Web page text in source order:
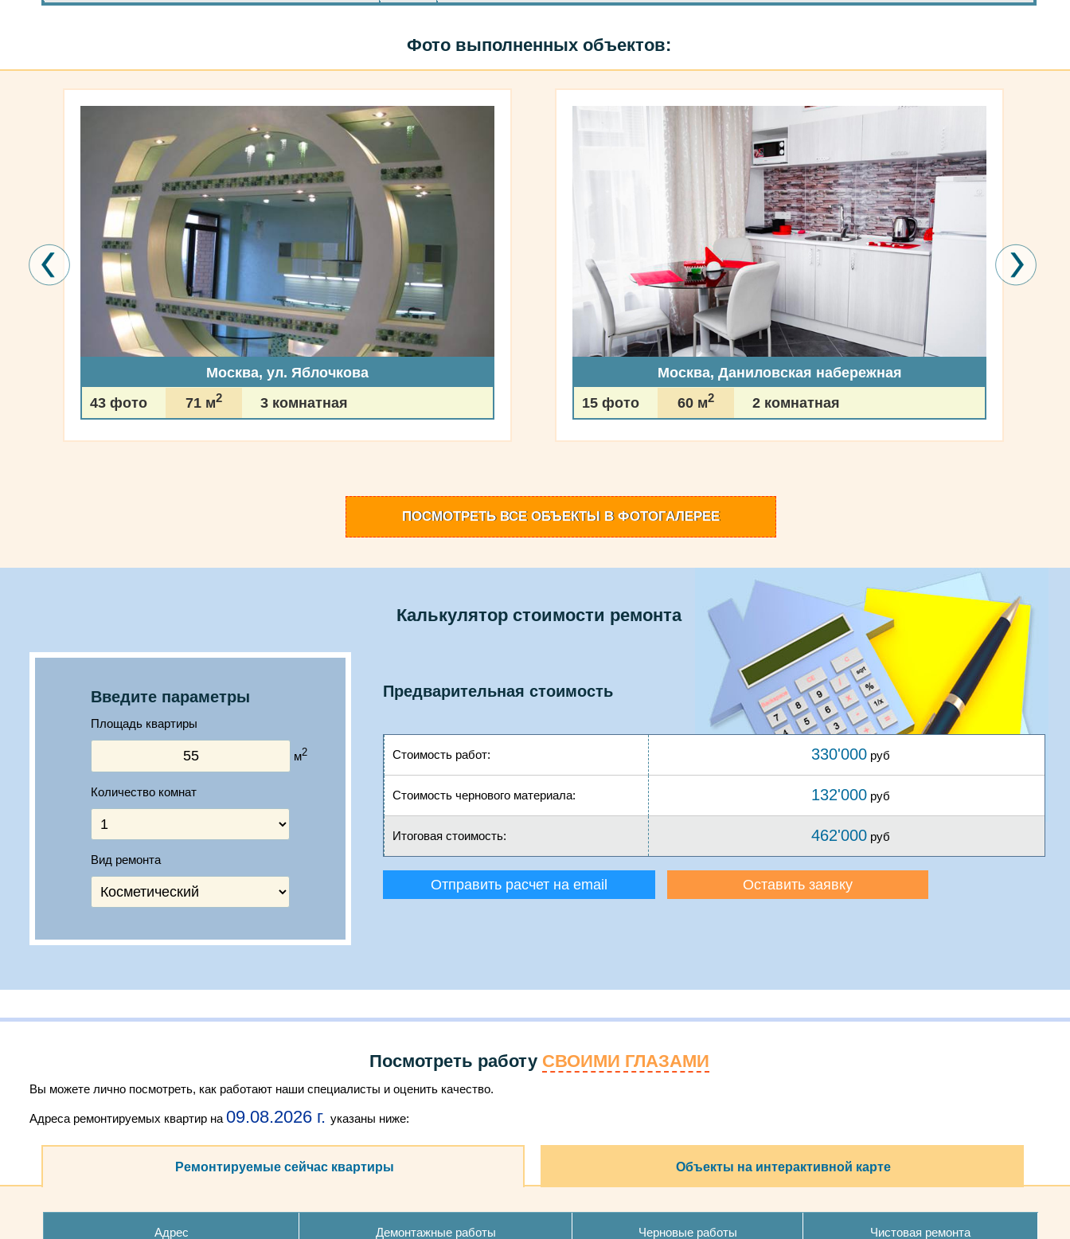
Фото выполненных объектов:
Москва, ул. Яблочкова
43 фото
71 м2 3 комнатная
Москва, Даниловская набережная
15 фото
60 м2 2 комнатная
ПОСМОТРЕТЬ ВСЕ ОБЪЕКТЫ В ФОТОГАЛЕРЕЕ
Калькулятор стоимости ремонта
Введите параметры
Площадь квартиры
м2
Количество комнат
Вид ремонта
Предварительная стоимость
Стоимость работ: 330'000 руб
Стоимость чернового материала: 132'000 руб
Итоговая стоимость: 462'000 руб
Отправить расчет на email Оставить заявку
Посмотреть работу СВОИМИ ГЛАЗАМИ
Вы можете лично посмотреть, как работают наши специалисты и оценить качество.
Адреса ремонтируемых квартир на 09.08.2026 г. указаны ниже:
Ремонтируемые сейчас квартиры Объекты на интерактивной карте
Адрес Демонтажные работы Черновые работы Чистовая ремонта